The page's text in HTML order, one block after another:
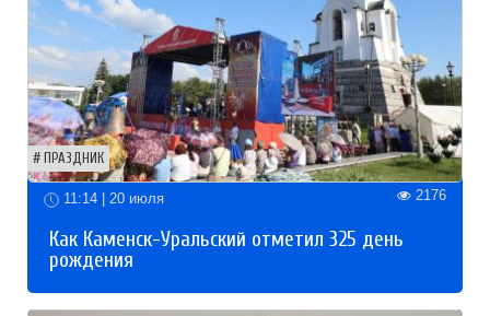
ПРАЗДНИК
11:14 | 20 июля 2176
Как Каменск-Уральский отметил 325 день
рождения